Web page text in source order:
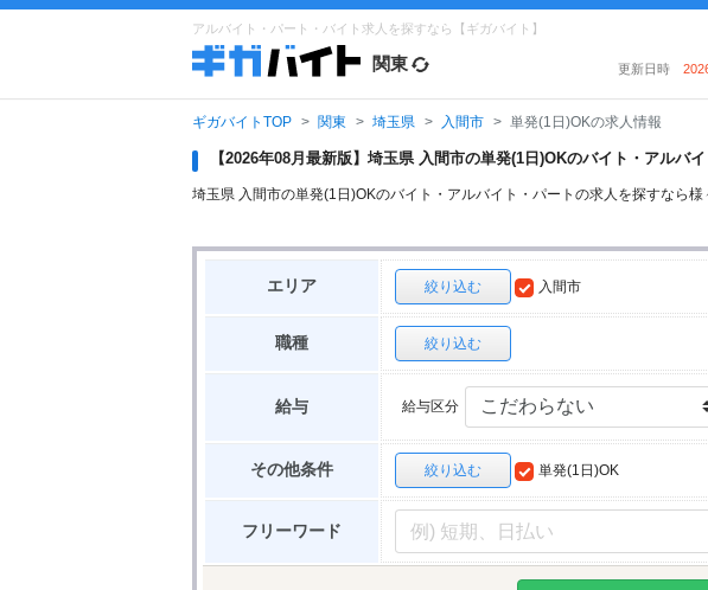
アルバイト・パート・バイト求人を探すなら【ギガバイト】
関東 更新日時
ギガバイトTOP 関東 埼玉県 入間市 単発(1日)OKの求人情報
【2026年08月最新版】埼玉県 入間市の単発(1日)OKのバイト・アルバ
埼玉県 入間市の単発(1日)OKのバイト・アルバイト・パートの求人を探すなら
エリア 絞り込む 入間市
職種 絞り込む
給与 給与区分
その他条件 絞り込む 単発(1日)OK
フリーワード